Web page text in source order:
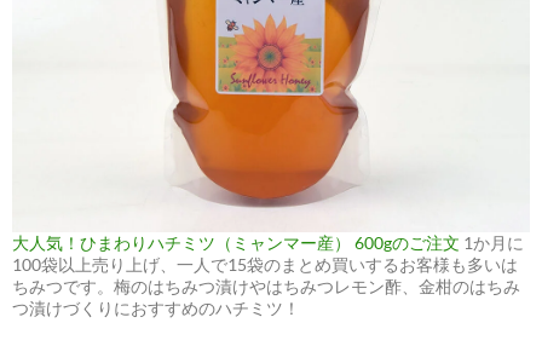
大人気！ひまわりハチミツ（ミャンマー産） 600gのご注文 1か月に
100袋以上売り上げ、一人で15袋のまとめ買いするお客様も多いは
ちみつです。梅のはちみつ漬けやはちみつレモン酢、金柑のはちみ
つ漬けづくりにおすすめのハチミツ！